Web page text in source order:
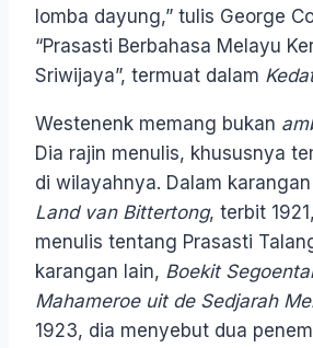
lomba dayung,” tulis George
“Prasasti Berbahasa Melayu
Sriwijaya”, termuat dalam
Westenenk memang bukan
Dia rajin menulis, khususnya
di wilayahnya. Dalam karangan
Land van Bittertong, terbit
menulis tentang Prasasti
karangan lain, Boekit
Mahameroe uit de Sedjarah
1923, dia menyebut dua